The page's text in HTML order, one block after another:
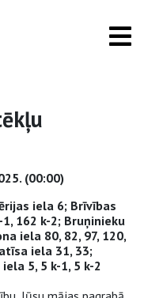
(00:00)
iela 6; Brīvības
162 k-2; Bruņinieku
iela 80, 82, 97, 120,
iela 31, 33;
5, 5 k-1, 5 k-2